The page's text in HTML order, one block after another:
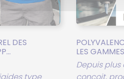
DES
type
LES
Depuis plus
conçoit,